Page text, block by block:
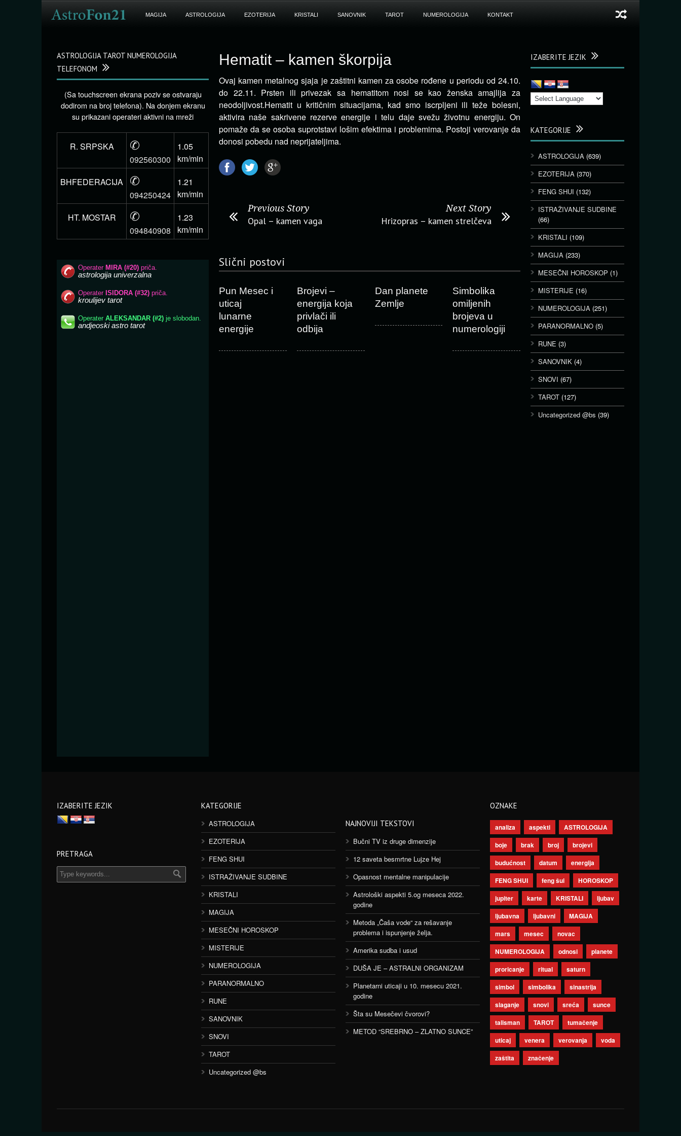
MAGIJA ASTROLOGIJA EZOTERIJA KRISTALI SANOVNIK TAROT NUMEROLOGIJA KONTAKT
Hematit – kamen škorpija
Ovaj kamen metalnog sjaja je zaštitni kamen za osobe rođene u periodu od 24.10.
do 22.11. Prsten ili privezak sahematitom nosi se kao ženska amajlija za
neodoljivost.Hematit u kritičnim situacijama, kad smo iscrpljeni ili teže bolesni,
aktivira naše sakrivene rezerve energije i telu daje svežu životnu energiju. On
pomaže da se osoba suprotstavi lošim efektima i problemima. Postoji verovanje da
donosi pobedu nad neprijateljima.
Previous Story
Opal – kamen vaga
Next Story
Hrizopras – kamen strelčeva
Slični postovi
Pun Mesec i
uticaj
lunarne
energije
Brojevi –
energija koja
privlači ili
odbija
Dan planete
Zemlje
Simbolika
omiljenih
brojeva u
numerologiji
IZABERITE JEZIK
KATEGORIJE
ASTROLOGIJA (639)
EZOTERIJA (370)
FENG SHUI (132)
ISTRAŽIVANJE SUDBINE
(66)
KRISTALI (109)
MAGIJA (233)
MESEČNI HOROSKOP (1)
MISTERIJE (16)
NUMEROLOGIJA (251)
PARANORMALNO (5)
RUNE (3)
SANOVNIK (4)
SNOVI (67)
TAROT (127)
Uncategorized @bs (39)
ASTROLOGIJA TAROT NUMEROLOGIJA
TELEFONOM
(Sa touchscreen ekrana poziv se ostvaraju
dodirom na broj telefona). Na donjem ekranu
su prikazani operateri aktivni na mreži
R. SRPSKA ✆
092560300
1.05
km/min
BHFEDERACIJA
✆
094250424
1.21
km/min
HT. MOSTAR
✆
094840908
1.23
km/min
IZABERITE JEZIK
PRETRAGA
KATEGORIJE
ASTROLOGIJA
EZOTERIJA
FENG SHUI
ISTRAŽIVANJE SUDBINE
KRISTALI
MAGIJA
MESEČNI HOROSKOP
MISTERIJE
NUMEROLOGIJA
PARANORMALNO
RUNE
SANOVNIK
SNOVI
TAROT
Uncategorized @bs
NAJNOVIJI TEKSTOVI
Bučni TV iz druge dimenzije
12 saveta besmrtne Lujze Hej
Opasnost mentalne manipulacije
Astrološki aspekti 5.og meseca 2022.
godine
Metoda „Čaša vode“ za rešavanje
problema i ispunjenje želja.
Amerika sudba i usud
DUŠA JE – ASTRALNI ORGANIZAM
Planetarni uticaji u 10. mesecu 2021.
godine
Šta su Mesečevi čvorovi?
METOD “SREBRNO – ZLATNO SUNCE”
OZNAKE
analiza aspekti
ASTROLOGIJA
boje
brak broj
brojevi
budućnost
datum
energija
FENG SHUI
feng šui
HOROSKOP
jupiter
karte KRISTALI
ljubav
ljubavna
ljubavni
MAGIJA
mars
mesec
novac
NUMEROLOGIJA
odnosi
planete
proricanje
ritual
saturn
simbol
simbolika
sinastrija
slaganje
snovi sreća
sunce
talisman
TAROT
tumačenje
uticaj
venera verovanja
voda
zaštita
značenje